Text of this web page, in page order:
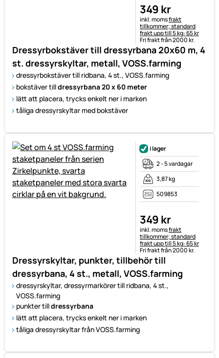
Dressyrbokstäver till dressyrbana 20x60 m, 4
st. dressyrskyltar, metall, VOSS.farming
dressyrbokstäver till ridbana, 4 st., VOSS.farming
bokstäver tilldressyrbana20 x 60 meter
lätt att placera, trycks enkelt ner i marken
tåliga dressyrskyltar med bokstäver
349 kr
Skatteinformation:
inkl. momsfrakt
tillkommer; standard
frakt upp till 5 kg: 65 kr
Fri frakt från 2000 kr.
Dressyrskyltar, punkter, tillbehör till
dressyrbana, 4 st., metall, VOSS.farming
dressyrskyltar, dressyrmarkörer till ridbana, 4 st.,
VOSS.farming
punkter tilldressyrbana
lätt att placera, trycks enkelt ner i marken
tåliga dressyrskyltar från VOSS.farming
i lager
2 - 5 vardagar
3,87 kg
509853
349 kr
Skatteinformation:
inkl. momsfrakt
tillkommer; standard
frakt upp till 5 kg: 65 kr
Fri frakt från 2000 kr.